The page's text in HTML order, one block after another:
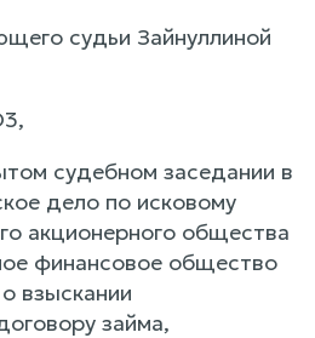
судьи Зайнуллиной
судебном заседании в
дело по исковому
акционерного общества
финансовое общество
взыскании
займа,